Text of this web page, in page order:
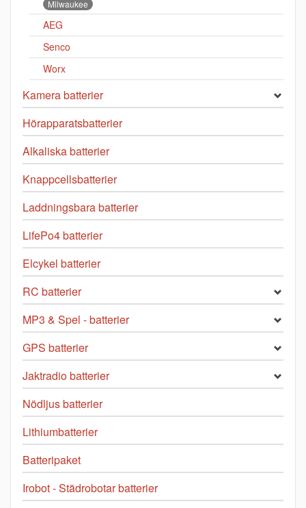
Milwaukee
AEG
Senco
Worx
Kamera batterier
Hörapparatsbatterier
Alkaliska batterier
Knappcellsbatterier
Laddningsbara batterier
LifePo4 batterier
Elcykel batterier
RC batterier
MP3 & Spel - batterier
GPS batterier
Jaktradio batterier
Nödljus batterier
Lithiumbatterier
Batteripaket
Irobot - Städrobotar batterier